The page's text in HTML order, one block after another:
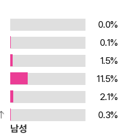
방이
욱 예리해진 어린이 심사위원
무협 동화다. 수상자인 천효
14회 문학동네 어린이문학상
평을 받은 데 이어, 이번 『건
킹 수상작으로 선정되면서 다
교사로 재직 중인 수상자 천효
0.0%
0.1%
1.5%
11.5%
2.1%
0.3%
남성